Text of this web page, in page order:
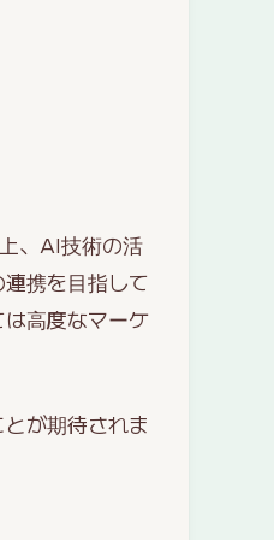
、AI技術の活
携を目指して
高度なマーケ
が期待されま